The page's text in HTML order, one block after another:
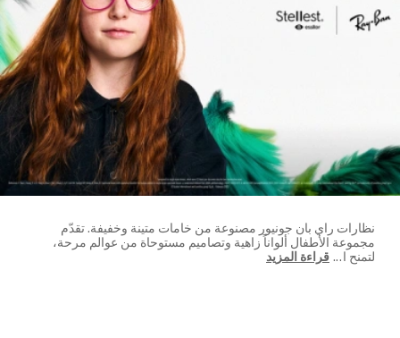
نظارات راي بان جونيور مصنوعة من خامات متينة وخفيفة. تقدّم
مجموعة الأطفال ألواناً زاهية وتصاميم مستوحاة من عوالم مرحة،
لتمنح ا... قراءة المزيد